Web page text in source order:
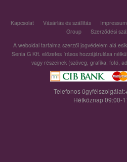
Kapcsolat Vásárlás és szállítás Impressum
Group
Szerződési
A weboldal tartalma szerzői jogvédelem alá
Senia G Kft. előzetes írásos hozzájárulása
vagy részeinek (szöveg, grafika, fotó,
Telefonos
Hétköznap 09:00-